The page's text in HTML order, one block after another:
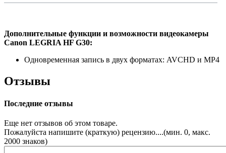
Дополнительные функции и возможности видеокамеры
Canon LEGRIA HF G30:
Одновременная запись в двух форматах: AVCHD и MP4
Отзывы
Последние отзывы
Еще нет отзывов об этом товаре.
Пожалуйста напишите (краткую) рецензию....(мин. 0, макс.
2000 знаков)